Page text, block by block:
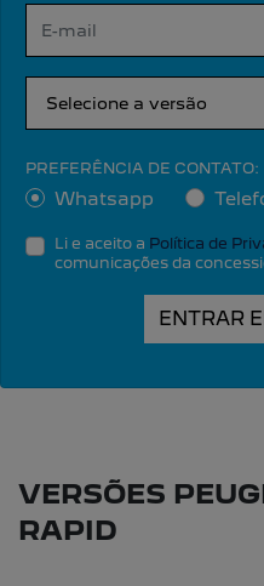
PREFERÊNCIA DE CONTATO:
Whatsapp
Li e aceito a Política de
comunicações da
ENTRAR
VERSÕES
RAPID